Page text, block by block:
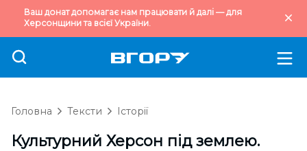
Ваш донат допомагає нам працювати й далі — для
Херсонщини та всієї України.
Головна Тексти Історії
Культурний Херсон під землею.